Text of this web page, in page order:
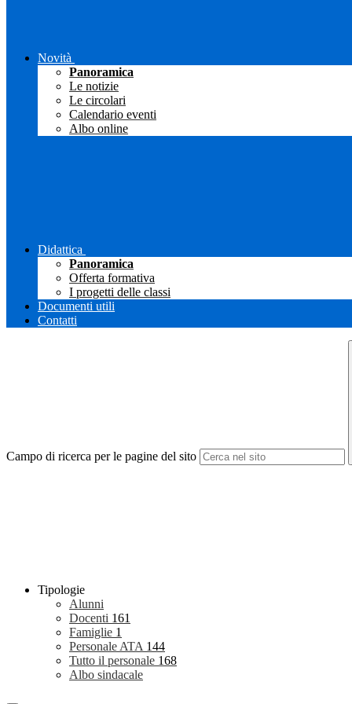
Novità
Panoramica
Le notizie
Le circolari
Calendario eventi
Albo online
Didattica
Panoramica
Offerta formativa
I progetti delle classi
Documenti utili
Contatti
Campo di ricerca per le pagine del sito
Tipologie
Alunni
Docenti 161
Famiglie 1
Personale ATA 144
Tutto il personale 168
Albo sindacale